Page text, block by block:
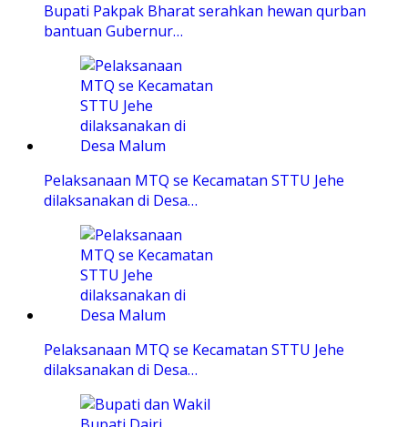
Bupati Pakpak Bharat serahkan hewan qurban
bantuan Gubernur…
Pelaksanaan MTQ se Kecamatan STTU Jehe
dilaksanakan di Desa…
Pelaksanaan MTQ se Kecamatan STTU Jehe
dilaksanakan di Desa…